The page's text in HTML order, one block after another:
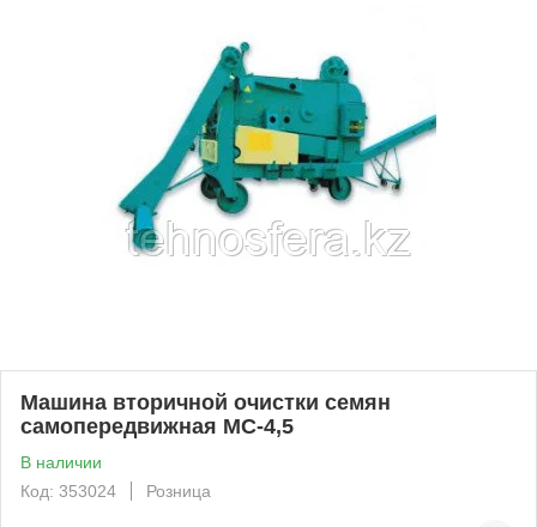
Машина вторичной очистки семян
самопередвижная МС-4,5
В наличии
Код: 353024
Розница